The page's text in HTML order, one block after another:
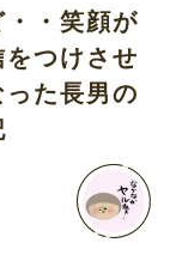
・・笑顔が
つけさせ
た長男の